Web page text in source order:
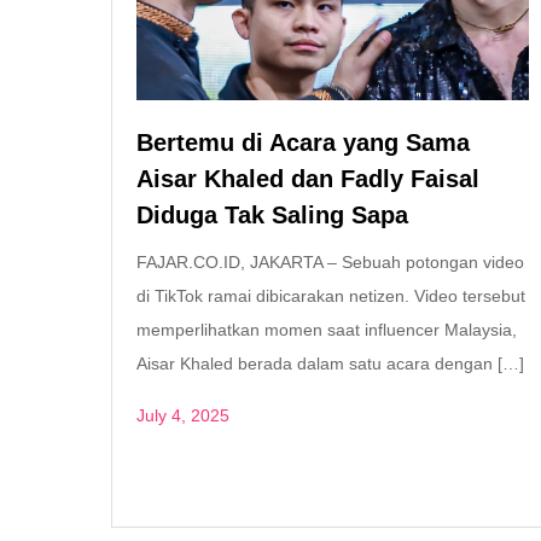
Bertemu di Acara yang Sama
Aisar Khaled dan Fadly Faisal
Diduga Tak Saling Sapa
FAJAR.CO.ID, JAKARTA – Sebuah potongan video
di TikTok ramai dibicarakan netizen. Video tersebut
memperlihatkan momen saat influencer Malaysia,
Aisar Khaled berada dalam satu acara dengan […]
July 4, 2025